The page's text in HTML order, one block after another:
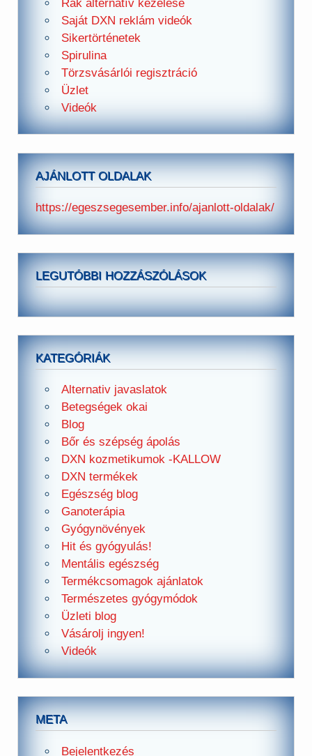
Rák alternatív kezelése
Saját DXN reklám videók
Sikertörténetek
Spirulina
Törzsvásárlói regisztráció
Üzlet
Videók
AJÁNLOTT OLDALAK
https://egeszsegesember.info/ajanlott-oldalak/
LEGUTÓBBI HOZZÁSZÓLÁSOK
KATEGÓRIÁK
Alternativ javaslatok
Betegségek okai
Blog
Bőr és szépség ápolás
DXN kozmetikumok -KALLOW
DXN termékek
Egészség blog
Ganoterápia
Gyógynövények
Hit és gyógyulás!
Mentális egészség
Termékcsomagok ajánlatok
Természetes gyógymódok
Üzleti blog
Vásárolj ingyen!
Videók
META
Bejelentkezés